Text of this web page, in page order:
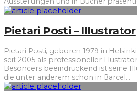
Pietari Posti – Illustrator
Pietari Posti, geboren 1979 in
seit 2005 als professioneller
Besonders beeindruckend ist seine
die unter anderem schon in Barcel...